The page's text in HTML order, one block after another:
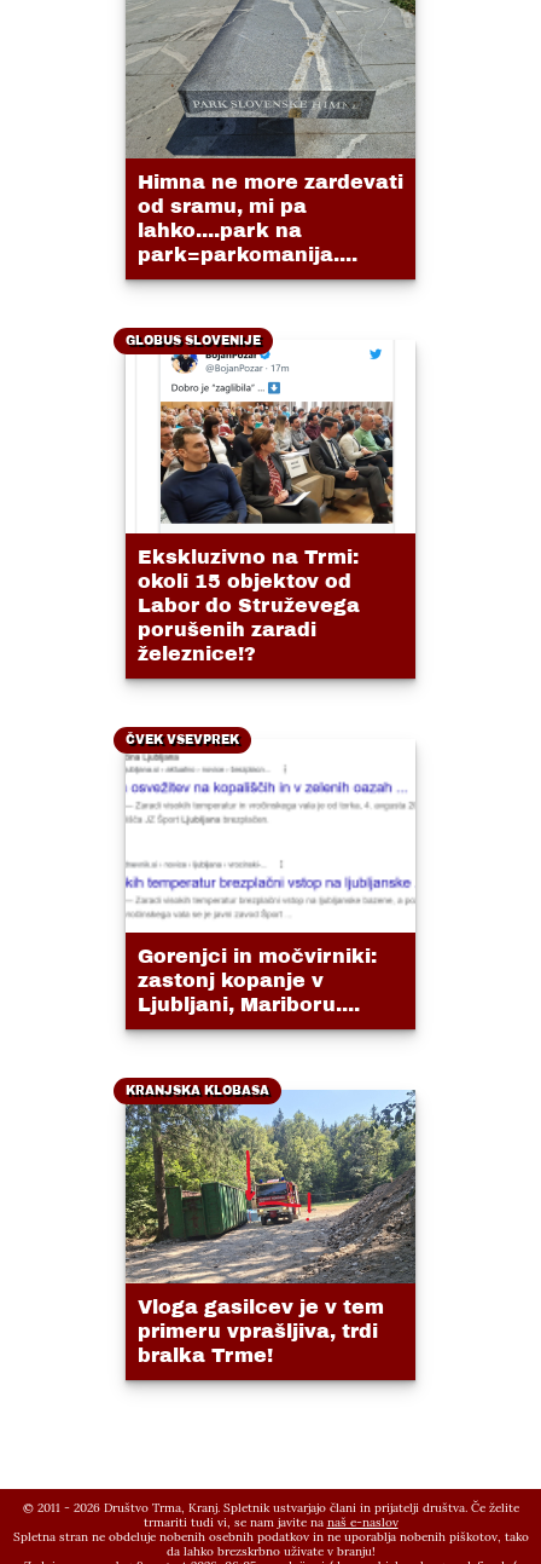
Himna ne more zardevati
od sramu, mi pa
lahko....park na
park=parkomanija....
GLOBUS SLOVENIJE
Ekskluzivno na Trmi:
okoli 15 objektov od
Labor do Struževega
porušenih zaradi
železnice!?
ČVEK VSEVPREK
Gorenjci in močvirniki:
zastonj kopanje v
Ljubljani, Mariboru....
KRANJSKA KLOBASA
Vloga gasilcev je v tem
primeru vprašljiva, trdi
bralka Trme!
© 2011 - 2026 Društvo Trma, Kranj. Spletnik ustvarjajo člani in prijatelji društva. Če želite
trmariti tudi vi, se nam javite na naš e-naslov
Spletna stran ne obdeluje nobenih osebnih podatkov in ne uporablja nobenih piškotov, tako
da lahko brezskrbno uživate v branju!